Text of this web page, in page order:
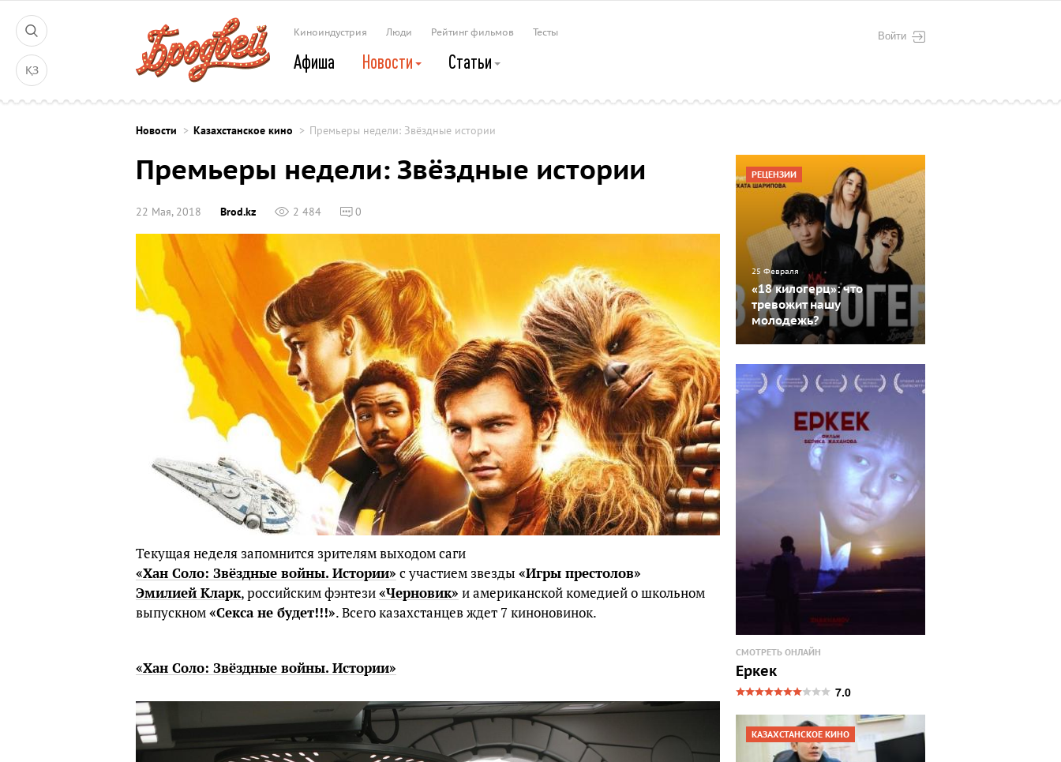
ҚЗ
Войти
Киноиндустрия Люди Рейтинг фильмов Тесты
Афиша Новости Статьи
Новости Казахстанское кино Премьеры недели: Звёздные истории
Премьеры недели: Звёздные истории
22 Мая, 2018 Brod.kz 2 484 0
Текущая неделя запомнится зрителям выходом саги
«Хан Соло: Звёздные войны. Истории» с участием звезды «Игры престолов»
Эмилией Кларк, российским фэнтези«Черновик» и американской комедией о школьном
выпускном«Секса не будет!!!». Всего казахстанцев ждет 7 киноновинок.
«Хан Соло: Звёздные войны. Истории»
РЕЦЕНЗИИ
25 Февраля
«18 килогерц»: что
тревожит нашу
молодежь?
СМОТРЕТЬ ОНЛАЙН
Еркек
7.0
КАЗАХСТАНСКОЕ КИНО